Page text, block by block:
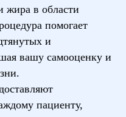
жира в области
помогает
и
вашу самооценку и
пациенту,